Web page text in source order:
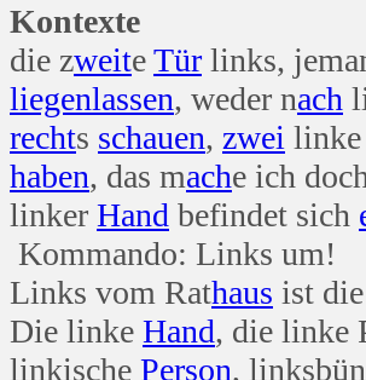
Kontexte
die zweiteTür links,
liegenlassen, weder nach
rechts schauen, zwei linke
haben, das mache ich
linker Hand befindet sich
Kommando: Links um!
Links vom Rathaus ist
Die linke Hand, die linke
linkische Person,